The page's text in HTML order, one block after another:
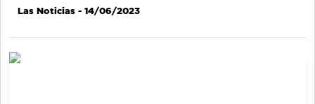
Las Noticias - 14/06/2023